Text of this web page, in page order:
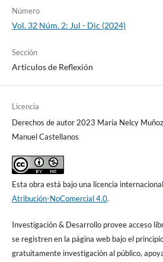
Número
Vol. 32 Núm. 2: Jul - Dic (2024)
Sección
Articulos de Reflexión
Licencia
Derechos de autor 2023 Maria Nelcy
Manuel Castellanos
Esta obra está bajo una licencia internacional
Atribución-NoComercial 4.0.
Investigación & Desarrollo provee acceso
se registren en la página web bajo el
gratuitamente investigación al público,